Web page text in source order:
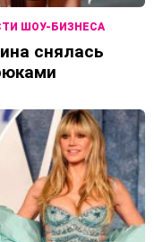
ШОУ-БИЗНЕСА
снялась